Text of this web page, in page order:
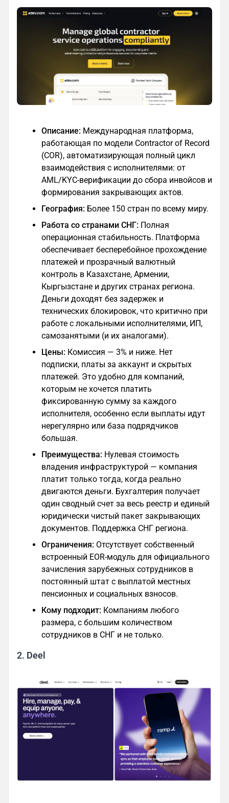
Описание: Международная платформа,
работающая по модели Contractor of Record
(COR), автоматизирующая полный цикл
взаимодействия с исполнителями: от
AML/KYC-верификации до сбора инвойсов и
формирования закрывающих актов.
География: Более 150 стран по всему миру.
Работа со странами СНГ: Полная
операционная стабильность. Платформа
обеспечивает бесперебойное прохождение
платежей и прозрачный валютный
контроль в Казахстане, Армении,
Кыргызстане и других странах региона.
Деньги доходят без задержек и
технических блокировок, что критично при
работе с локальными исполнителями, ИП,
самозанятыми (и их аналогами).
Цены: Комиссия — 3% и ниже. Нет
подписки, платы за аккаунт и скрытых
платежей. Это удобно для компаний,
которым не хочется платить
фиксированную сумму за каждого
исполнителя, особенно если выплаты идут
нерегулярно или база подрядчиков
большая.
Преимущества: Нулевая стоимость
владения инфраструктурой — компания
платит только тогда, когда реально
двигаются деньги. Бухгалтерия получает
один сводный счет за весь реестр и единый
юридически чистый пакет закрывающих
документов. Поддержка СНГ региона.
Ограничения: Отсутствует собственный
встроенный EOR-модуль для официального
зачисления зарубежных сотрудников в
постоянный штат с выплатой местных
пенсионных и социальных взносов.
Кому подходит: Компаниям любого
размера, с большим количеством
сотрудников в СНГ и не только.
2. Deel